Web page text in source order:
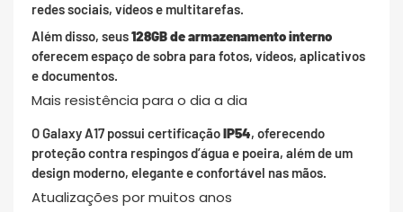
redes sociais, vídeos e multitarefas.
Além disso, seus128GB de armazenamento interno
oferecem espaço de sobra para fotos, vídeos, aplicativos
e documentos.
Mais resistência para o dia a dia
O Galaxy A17 possui certificaçãoIP54, oferecendo
proteção contra respingos d’água e poeira, além de um
design moderno, elegante e confortável nas mãos.
Atualizações por muitos anos